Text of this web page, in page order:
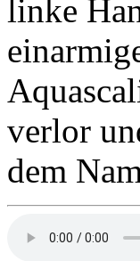
linke
verlor
dem